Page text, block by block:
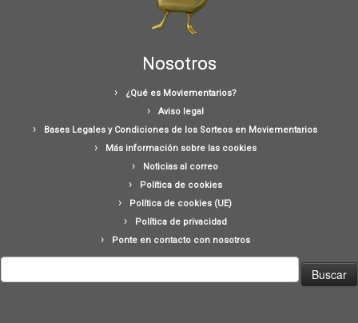
Nosotros
¿Qué es Moviementarios?
Aviso legal
Bases Legales y Condiciones de los Sorteos en Moviementarios
Más información sobre las cookies
Noticias al correo
Política de cookies
Política de cookies (UE)
Política de privacidad
Ponte en contacto con nosotros